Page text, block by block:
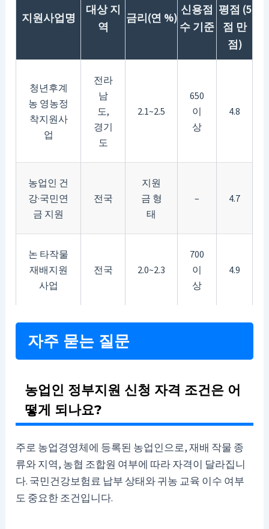
지원사업명
대상 지
역
금리(연 %)
신용점
수 기준
평점 (5
점 만
점)
청년후계
농 영농정
착지원사
업
전라
남
도,
경기
도
2.1~2.5
650
이
상
4.8
농업인 건
강·국민연
금 지원
전국
지원
금 형
태
– 4.7
논 타작물
재배지원
사업
전국 2.0~2.3
700
이
상
4.9
자주 묻는 질문
농업인 정부지원 신청 자격 조건은 어
떻게 되나요?
주로 농업경영체에 등록된 농업인으로, 재배 작물 종
류와 지역, 농협 조합원 여부에 따라 자격이 달라집니
다. 국민건강보험료 납부 상태와 귀농 교육 이수 여부
도 중요한 조건입니다.